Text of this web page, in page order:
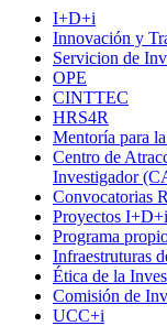
I+D+i
Innovación y
Servicion de
OPE
CINTTEC
HRS4R
Mentoría para
Centro de
Investigador
Convocatorias
Proyectos I+D+i
Programa
Infraestruturas
Ética de la
Comisión de
UCC+i